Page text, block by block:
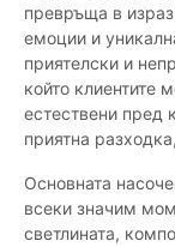
превръща в
емоции и
приятелски и
който клиентите
естествени пред
приятна
Основната
всеки значим
светлината,